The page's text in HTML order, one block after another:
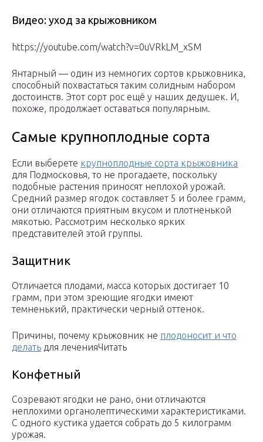
Видео: уход за крыжовником
https://youtube.com/watch?v=0uVRkLM_xSM
Янтарный — один из немногих сортов крыжовника,
способный похвастаться таким солидным набором
достоинств. Этот сорт рос ещё у наших дедушек. И,
похоже, продолжает оставаться популярным.
Самые крупноплодные сорта
Если выберете крупноплодные сорта крыжовника
для Подмосковья, то не прогадаете, поскольку
подобные растения приносят неплохой урожай.
Средний размер ягодок составляет 5 и более грамм,
они отличаются приятным вкусом и плотненькой
мякотью. Рассмотрим несколько ярких
представителей этой группы.
Защитник
Отличается плодами, масса которых достигает 10
грамм, при этом зреющие ягодки имеют
темненький, практически черный оттенок.
Причины, почему крыжовник не плодоносит и что
делать для леченияЧитать
Конфетный
Созревают ягодки не рано, они отличаются
неплохими органолептическими характеристиками.
С одного кустика удается собрать до 5 килограмм
урожая.